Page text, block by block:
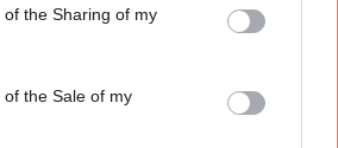
pero usted tiene el derecho de
Sus preferencias se aplicarán
de nuevo en este sitio web o
de privacidad.
the Sharing of my
the Sale of my